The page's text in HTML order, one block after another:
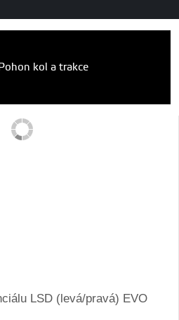
kol a trakce
LSD (levá/pravá) EVO